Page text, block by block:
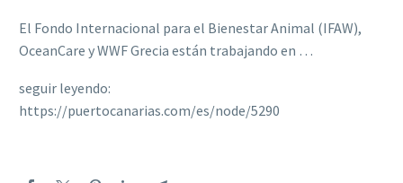
El Fondo Internacional para el Bienestar Animal (IFAW),
OceanCare y WWF Grecia están trabajando en …
seguir leyendo:
https://puertocanarias.com/es/node/5290